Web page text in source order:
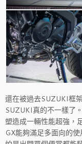
還在被過去SUZUKI框
SUZUKI真的不一樣了
塑造成一輛性能超強，
GX能夠滿足多面向的